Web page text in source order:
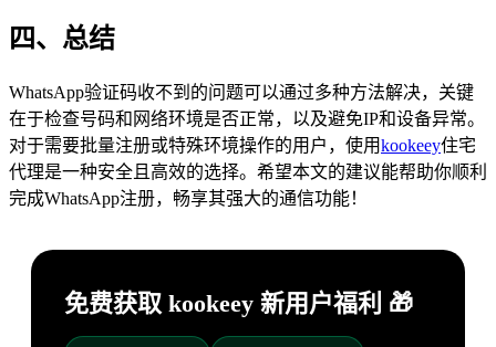
四、总结
WhatsApp验证码收不到的问题可以通过多种方法解决，关键
在于检查号码和网络环境是否正常，以及避免IP和设备异常。
对于需要批量注册或特殊环境操作的用户，使用kookeey住宅
代理是一种安全且高效的选择。希望本文的建议能帮助你顺利
完成WhatsApp注册，畅享其强大的通信功能！
免费获取 kookeey 新用户福利 🎁